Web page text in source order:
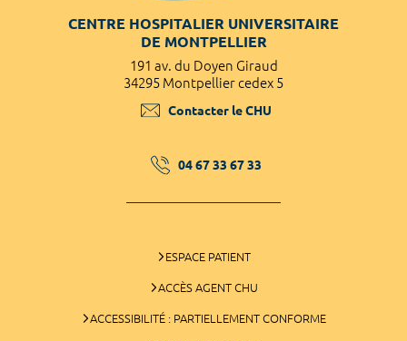
CENTRE HOSPITALIER UNIVERSITAIRE
DE MONTPELLIER
191 av. du Doyen Giraud
34295 Montpellier cedex 5
Contacter le CHU
04 67 33 67 33
ESPACE PATIENT
ACCÈS AGENT CHU
ACCESSIBILITÉ : PARTIELLEMENT CONFORME